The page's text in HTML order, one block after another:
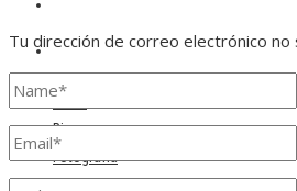
CONTACTO
Inicio
Bio
Fotografía
Contacto
Tu dirección de correo electrónico no